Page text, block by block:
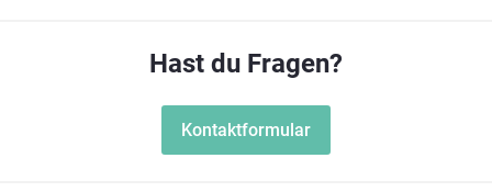
Hast du Fragen?
Kontaktformular